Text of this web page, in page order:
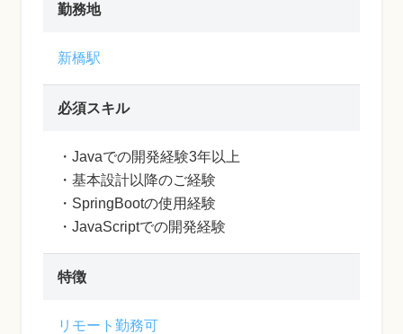
勤務地
新橋駅
必須スキル
・Javaでの開発経験3年以上
・基本設計以降のご経験
・SpringBootの使用経験
・JavaScriptでの開発経験
特徴
リモート勤務可